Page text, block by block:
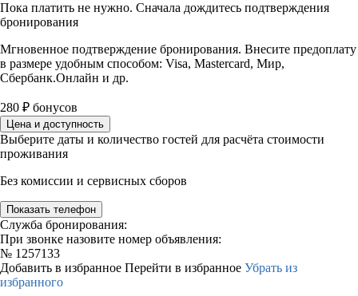
Пока платить не нужно. Сначала дождитесь подтверждения
бронирования
Мгновенное подтверждение бронирования. Внесите предоплату
в размере удобным способом: Visa, Mastercard, Мир,
Сбербанк.Онлайн и др.
280 ₽ бонусов
Цена и доступность
Выберите даты и количество гостей для расчёта стоимости
проживания
Без комиссии и сервисных сборов
Показать телефон
Служба бронирования:
При звонке назовите номер объявления:
№ 1257133
Добавить в избранное Перейти в избранное Убрать из
избранного